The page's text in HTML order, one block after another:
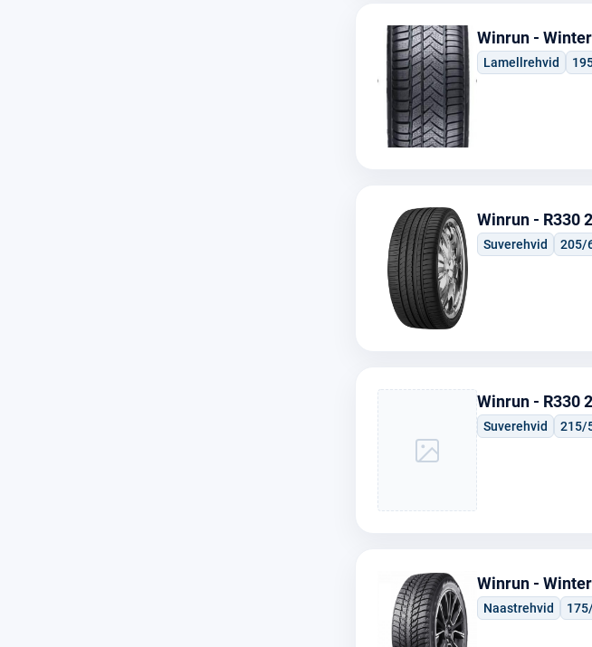
Winrun -
Lamellrehvid
Winrun - R330
Suverehvid 205/
Winrun - R330
Suverehvid 215/
Winrun -
Naastrehvid